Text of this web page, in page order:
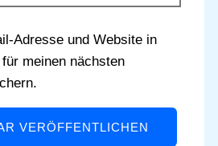
Adresse und Website in
meinen nächsten